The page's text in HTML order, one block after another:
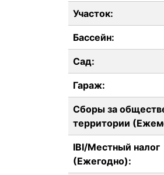
Участок:
Бассейн:
Сад:
Гараж:
Сборы за
территории
IBI/Местный налог
(Ежегодно):